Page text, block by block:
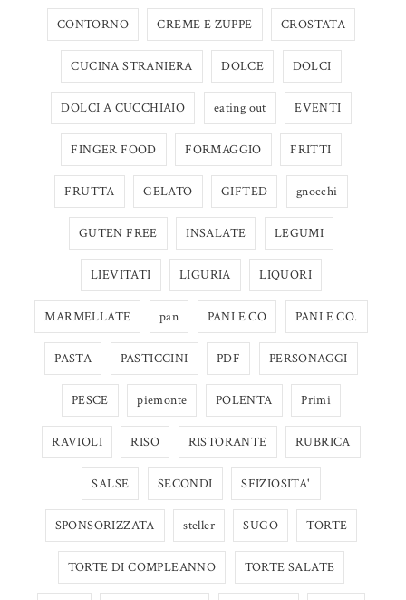
CONTORNO CREME E ZUPPE CROSTATA
CUCINA STRANIERA DOLCE DOLCI
DOLCI A CUCCHIAIO eating out EVENTI
FINGER FOOD FORMAGGIO FRITTI
FRUTTA GELATO GIFTED gnocchi
GUTEN FREE INSALATE LEGUMI
LIEVITATI LIGURIA LIQUORI
MARMELLATE pan PANI E CO PANI E CO.
PASTA PASTICCINI PDF PERSONAGGI
PESCE piemonte POLENTA Primi
RAVIOLI RISO RISTORANTE RUBRICA
SALSE SECONDI SFIZIOSITA'
SPONSORIZZATA steller SUGO TORTE
TORTE DI COMPLEANNO TORTE SALATE